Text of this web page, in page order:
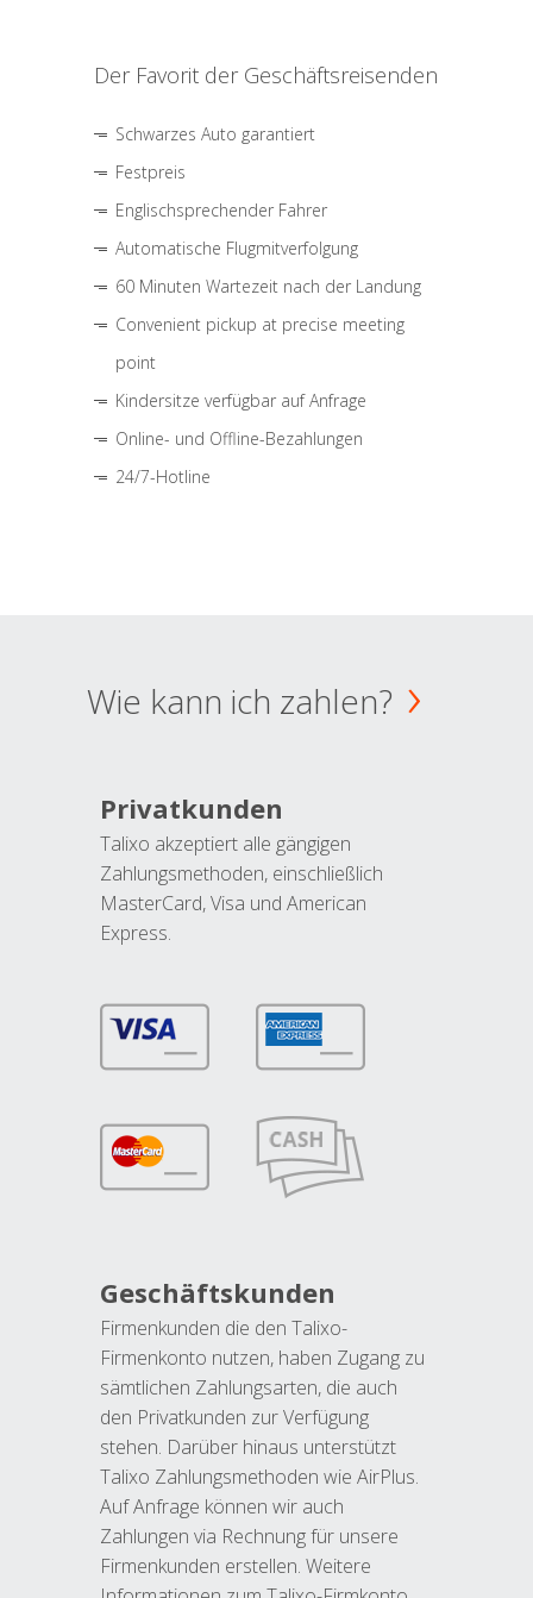
Der Favorit der Geschäftsreisenden
Schwarzes Auto garantiert
Festpreis
Englischsprechender Fahrer
Automatische Flugmitverfolgung
60 Minuten Wartezeit nach der Landung
Convenient pickup at precise meeting
point
Kindersitze verfügbar auf Anfrage
Online- und Offline-Bezahlungen
24/7-Hotline
Wie kann ich zahlen?
Privatkunden
Talixo akzeptiert alle gängigen
Zahlungsmethoden, einschließlich
MasterCard, Visa und American
Express.
Geschäftskunden
Firmenkunden die den Talixo-
Firmenkonto nutzen, haben Zugang zu
sämtlichen Zahlungsarten, die auch
den Privatkunden zur Verfügung
stehen. Darüber hinaus unterstützt
Talixo Zahlungsmethoden wie AirPlus.
Auf Anfrage können wir auch
Zahlungen via Rechnung für unsere
Firmenkunden erstellen. Weitere